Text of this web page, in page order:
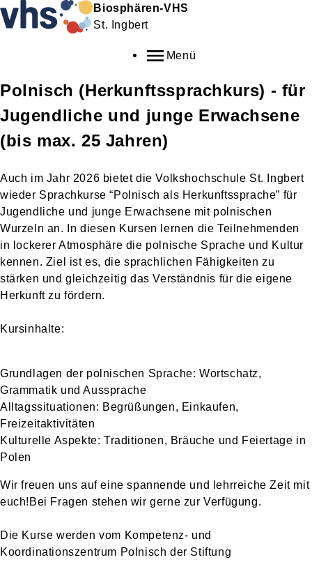
Biosphären-VHS
St. Ingbert
Menü
Polnisch (Herkunftssprachkurs) - für
Jugendliche und junge Erwachsene
(bis max. 25 Jahren)
Auch im Jahr 2026 bietet die Volkshochschule St. Ingbert
wieder Sprachkurse “Polnisch als Herkunftssprache” für
Jugendliche und junge Erwachsene mit polnischen
Wurzeln an. In diesen Kursen lernen die Teilnehmenden
in lockerer Atmosphäre die polnische Sprache und Kultur
kennen. Ziel ist es, die sprachlichen Fähigkeiten zu
stärken und gleichzeitig das Verständnis für die eigene
Herkunft zu fördern.
Kursinhalte:
Grundlagen der polnischen Sprache: Wortschatz,
Grammatik und Aussprache
Alltagssituationen: Begrüßungen, Einkaufen,
Freizeitaktivitäten
Kulturelle Aspekte: Traditionen, Bräuche und Feiertage in
Polen
Wir freuen uns auf eine spannende und lehrreiche Zeit mit
euch!Bei Fragen stehen wir gerne zur Verfügung.
Die Kurse werden vom Kompetenz- und
Koordinationszentrum Polnisch der Stiftung